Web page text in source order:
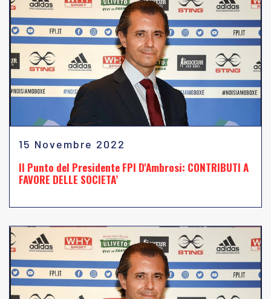
15 Novembre 2022
Il Punto del Presidente FPI D'Ambrosi: CONTRIBUTI A
FAVORE DELLE SOCIETA’